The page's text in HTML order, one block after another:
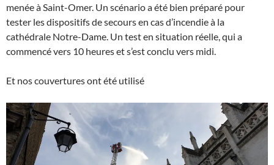
menée à Saint-Omer. Un scénario a été bien préparé pour
tester les dispositifs de secours en cas d’incendie à la
cathédrale Notre-Dame. Un test en situation réelle, qui a
commencé vers 10 heures et s’est conclu vers midi.
Et nos couvertures ont été utilisé